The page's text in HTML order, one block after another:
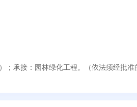
承接：园林绿化工程。（依法须经批准